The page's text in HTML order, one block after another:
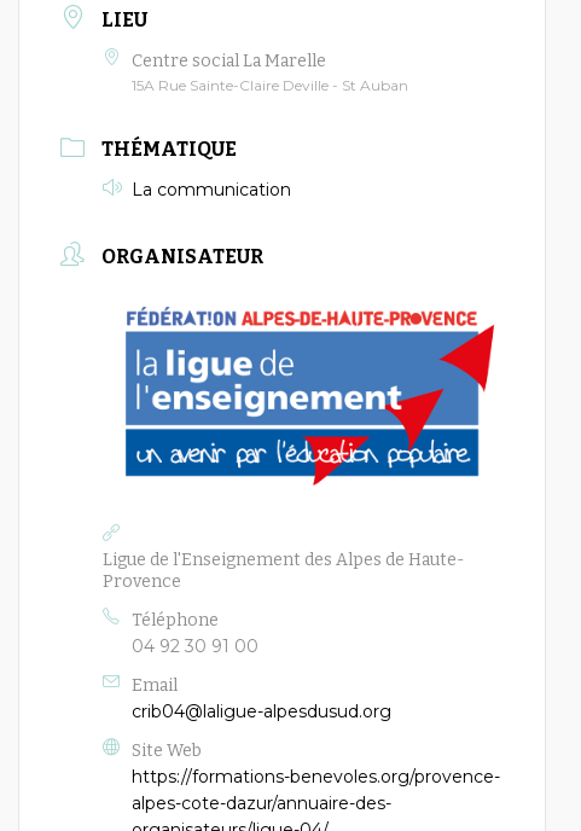
LIEU
Centre social La Marelle
15A Rue Sainte-Claire Deville - St Auban
THÉMATIQUE
La communication
ORGANISATEUR
Ligue de l'Enseignement des Alpes de Haute-
Provence
Téléphone
04 92 30 91 00
Email
crib04@laligue-alpesdusud.org
Site Web
https://formations-benevoles.org/provence-
alpes-cote-dazur/annuaire-des-